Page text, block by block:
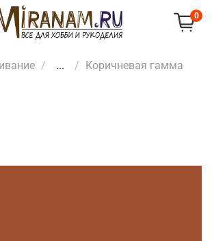
0
... Коричневая гамма